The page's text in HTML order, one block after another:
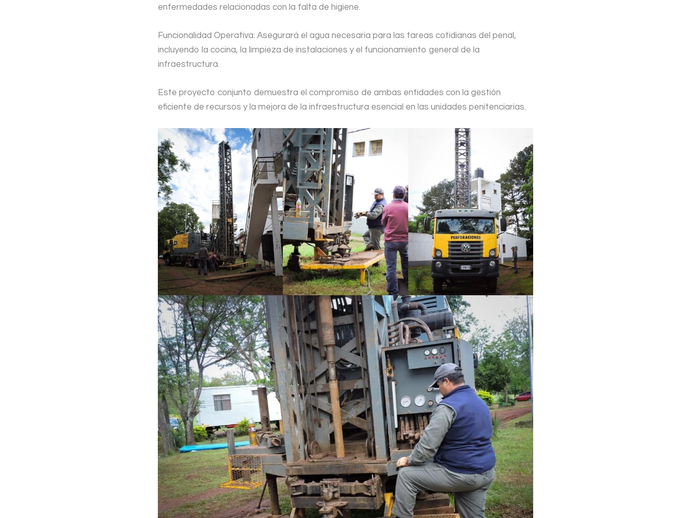
enfermedades relacionadas con la falta de higiene.
Funcionalidad Operativa: Asegurará el agua necesaria para las tareas cotidianas del penal,
incluyendo la cocina, la limpieza de instalaciones y el funcionamiento general de la
infraestructura.
Este proyecto conjunto demuestra el compromiso de ambas entidades con la gestión
eficiente de recursos y la mejora de la infraestructura esencial en las unidades penitenciarias.